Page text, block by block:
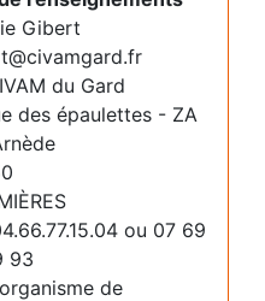
Gibert
du Gard
des épaulettes - ZA
ou 07 69
93
de